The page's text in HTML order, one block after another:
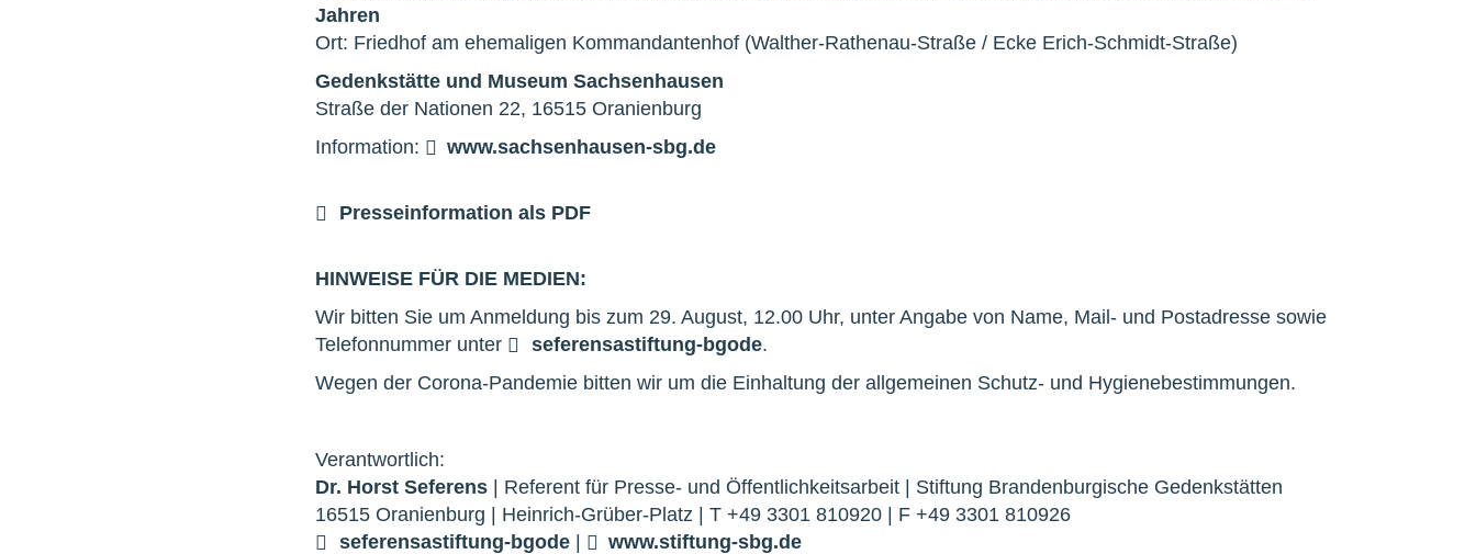
Jahren
Ort: Friedhof am ehemaligen Kommandantenhof (Walther-Rathenau-Straße / Ecke Erich-Schmidt-Straße)
Gedenkstätte und Museum Sachsenhausen
Straße der Nationen 22, 16515 Oranienburg
Information:
www.sachsenhausen-sbg.de
Presseinformation als PDF
HINWEISE FÜR DIE MEDIEN:
Wir bitten Sie um Anmeldung bis zum 29. August, 12.00 Uhr, unter Angabe von Name, Mail- und Postadresse sowie
Telefonnummer unter
seferensastiftung-bgode.
Wegen der Corona-Pandemie bitten wir um die Einhaltung der allgemeinen Schutz- und Hygienebestimmungen.
Verantwortlich:
Dr. Horst Seferens| Referent für Presse- und Öffentlichkeitsarbeit | Stiftung Brandenburgische Gedenkstätten
16515 Oranienburg | Heinrich-Grüber-Platz | T +49 3301 810920 | F +49 3301 810926
seferensastiftung-bgode| www.stiftung-sbg.de